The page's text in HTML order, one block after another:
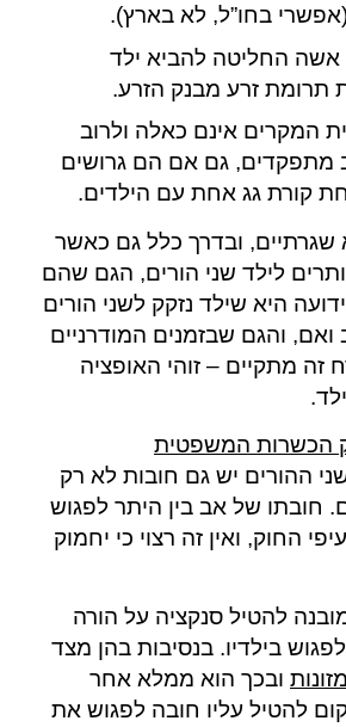
(אפשרי בחו”ל, לא בארץ).
אשה החליטה להביא ילד
תרומת זרע מבנק הזרע.
המקרים אינם כאלה ולרוב
מתפקדים, גם אם הם גרושים
קורת גג אחת עם הילדים.
ובדרך כלל גם כאשר
לילד שני הורים, הגם שהם
היא שילד נזקק לשני הורים
ואם, והגם שבזמנים המודרניים
זה מתקיים – זוהי האופציה
הכשרות המשפטית
ההורים יש גם חובות לא רק
חובתו של אב בין היתר לפגוש
החוק, ואין זה רצוי כי יחמוק
להטיל סנקציה על הורה
בילדיו. בנסיבות בהן מצד
ובכך הוא ממלא אחר
להטיל עליו חובה לפגוש את